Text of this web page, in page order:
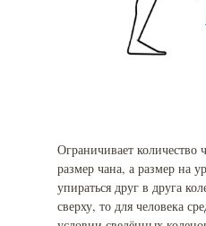
Ограничивает количество
размер чана, а размер на
упираться друг в друга
сверху, то для человека